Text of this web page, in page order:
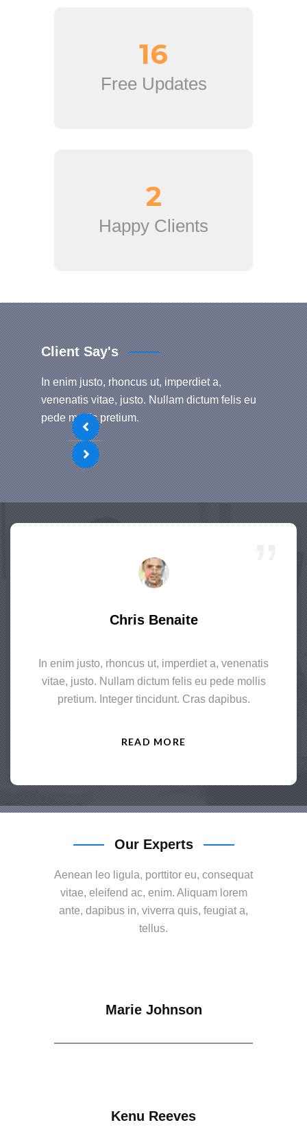
16
Free Updates
2
Happy Clients
Client Say's
In enim justo, rhoncus ut, imperdiet a,
venenatis vitae, justo. Nullam dictum felis eu
pede mollis pretium.
Chris Benaite
In enim justo, rhoncus ut, imperdiet a, venenatis
vitae, justo. Nullam dictum felis eu pede mollis
pretium. Integer tincidunt. Cras dapibus.
READ MORE
Our Experts
Aenean leo ligula, porttitor eu, consequat
vitae, eleifend ac, enim. Aliquam lorem
ante, dapibus in, viverra quis, feugiat a,
tellus.
Marie Johnson
Kenu Reeves